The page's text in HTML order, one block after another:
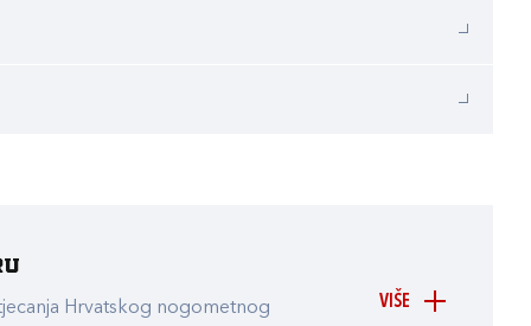
VIŠE
Hrvatskog nogometnog